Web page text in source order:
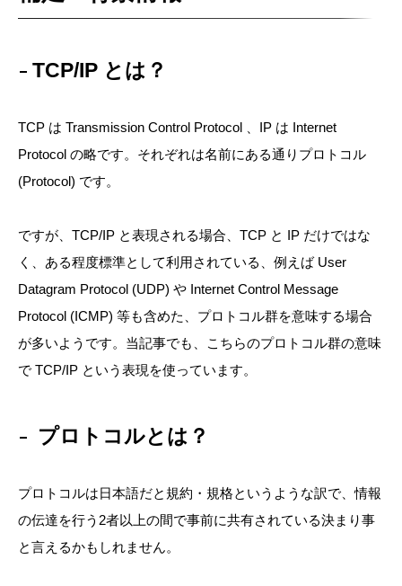
TCP/IP とは？
TCP は Transmission Control Protocol 、IP は Internet
Protocol の略です。それぞれは名前にある通りプロトコル
(Protocol) です。
ですが、TCP/IP と表現される場合、TCP と IP だけではな
く、ある程度標準として利用されている、例えば User
Datagram Protocol (UDP) や Internet Control Message
Protocol (ICMP) 等も含めた、プロトコル群を意味する場合
が多いようです。当記事でも、こちらのプロトコル群の意味
で TCP/IP という表現を使っています。
プロトコルとは？
プロトコルは日本語だと規約・規格というような訳で、情報
の伝達を行う2者以上の間で事前に共有されている決まり事
と言えるかもしれません。